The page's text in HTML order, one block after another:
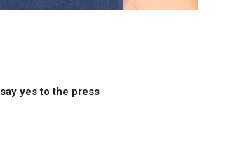
say yes to the press